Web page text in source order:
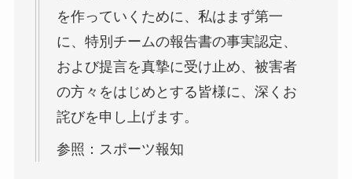
を作っていくために、私はまず第一
に、特別チームの報告書の事実認定、
および提言を真摯に受け止め、被害者
の方々をはじめとする皆様に、深くお
詫びを申し上げます。
参照：スポーツ報知